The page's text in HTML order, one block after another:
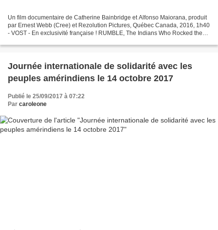
Un film documentaire de Catherine Bainbridge et Alfonso Maiorana, produit
par Ernest Webb (Cree) et Rezolution Pictures, Québec Canada, 2016, 1h40
- VOST - En exclusivité française ! RUMBLE, The Indians Who Rocked the
Journée internationale de solidarité avec les
peuples amérindiens le 14 octobre 2017
Publié le 25/09/2017 à 07:22
Par caroleone